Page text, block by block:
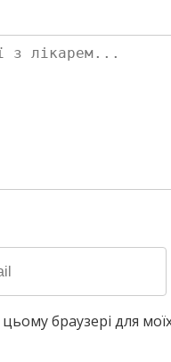
браузері для